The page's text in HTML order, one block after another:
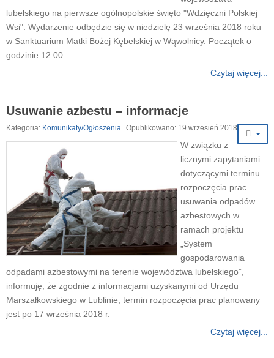
lubelskiego na pierwsze ogólnopolskie święto "Wdzięczni Polskiej
Wsi". Wydarzenie odbędzie się w niedzielę 23 września 2018 roku
w Sanktuarium Matki Bożej Kębelskiej w Wąwolnicy. Początek o
godzinie 12.00.
Czytaj więcej...
Usuwanie azbestu – informacje
Kategoria: Komunikaty/Ogłoszenia Opublikowano: 19 wrzesień 2018
W związku z
licznymi zapytaniami
dotyczącymi terminu
rozpoczęcia prac
usuwania odpadów
azbestowych w
ramach projektu
„System
gospodarowania
odpadami azbestowymi na terenie województwa lubelskiego”,
informuję, że zgodnie z informacjami uzyskanymi od Urzędu
Marszałkowskiego w Lublinie, termin rozpoczęcia prac planowany
jest po 17 września 2018 r.
Czytaj więcej...